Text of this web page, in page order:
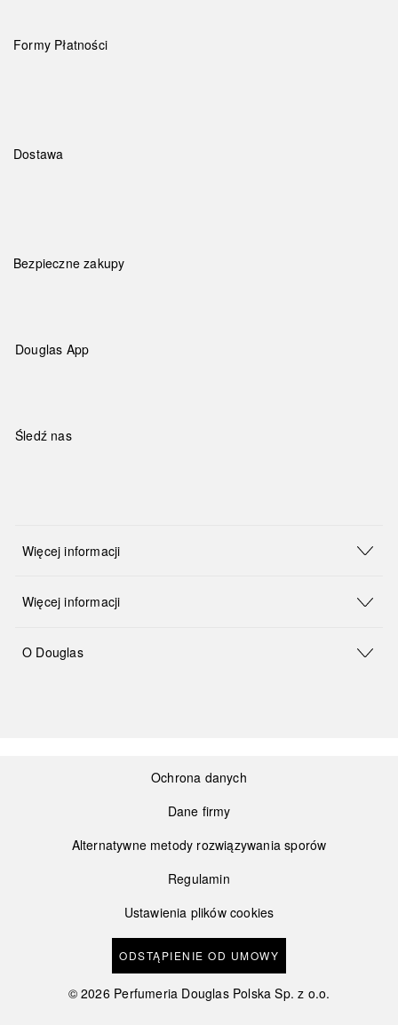
Formy Płatności
Dostawa
Bezpieczne zakupy
Douglas App
Śledź nas
Więcej informacji
Więcej informacji
O Douglas
Ochrona danych
Dane firmy
Alternatywne metody rozwiązywania sporów
Regulamin
Ustawienia plików cookies
ODSTĄPIENIE OD UMOWY
©2026 Perfumeria Douglas Polska Sp. z o.o.